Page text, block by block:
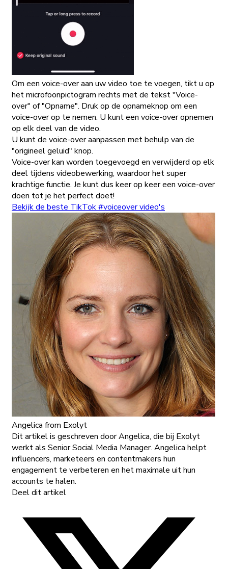
Om een voice-over aan uw video toe te voegen, tikt u op
het microfoonpictogram rechts met de tekst "Voice-
over" of "Opname". Druk op de opnameknop om een
voice-over op te nemen. U kunt een voice-over opnemen
op elk deel van de video.
U kunt de voice-over aanpassen met behulp van de
"origineel geluid" knop.
Voice-over kan worden toegevoegd en verwijderd op elk
deel tijdens videobewerking, waardoor het super
krachtige functie. Je kunt dus keer op keer een voice-over
doen tot je het perfect doet!
Bekijk de beste TikTok #voiceover video's
Angelica from Exolyt
Dit artikel is geschreven door Angelica, die bij Exolyt
werkt als Senior Social Media Manager. Angelica helpt
influencers, marketeers en contentmakers hun
engagement te verbeteren en het maximale uit hun
accounts te halen.
Deel dit artikel